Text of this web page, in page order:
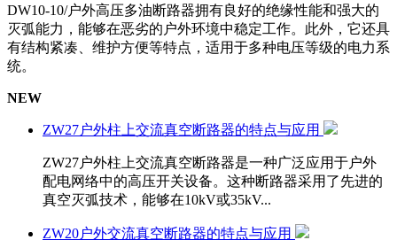
DW10-10/户外高压多油断路器拥有良好的绝缘性能和强大的
灭弧能力，能够在恶劣的户外环境中稳定工作。此外，它还具
有结构紧凑、维护方便等特点，适用于多种电压等级的电力系
统。
NEW
ZW27户外柱上交流真空断路器的特点与应用
ZW27户外柱上交流真空断路器是一种广泛应用于户外
配电网络中的高压开关设备。这种断路器采用了先进的
真空灭弧技术，能够在10kV或35kV...
ZW20户外交流真空断路器的特点与应用